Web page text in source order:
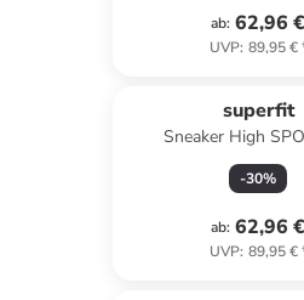
ab: 62,96 €
UVP: 89,95 €
superfit
Sneaker High
Blau/Hellgrün
-30%
ab: 62,96 €
UVP: 89,95 €